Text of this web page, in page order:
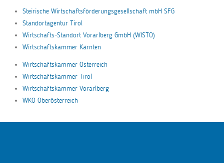
Steirische Wirtschaftsförderungsgesellschaft mbH SFG
Standortagentur Tirol
Wirtschafts-Standort Vorarlberg GmbH (WISTO)
Wirtschaftskammer Kärnten
Wirtschaftskammer Österreich
Wirtschaftskammer Tirol
Wirtschaftskammer Vorarlberg
WKO Oberösterreich